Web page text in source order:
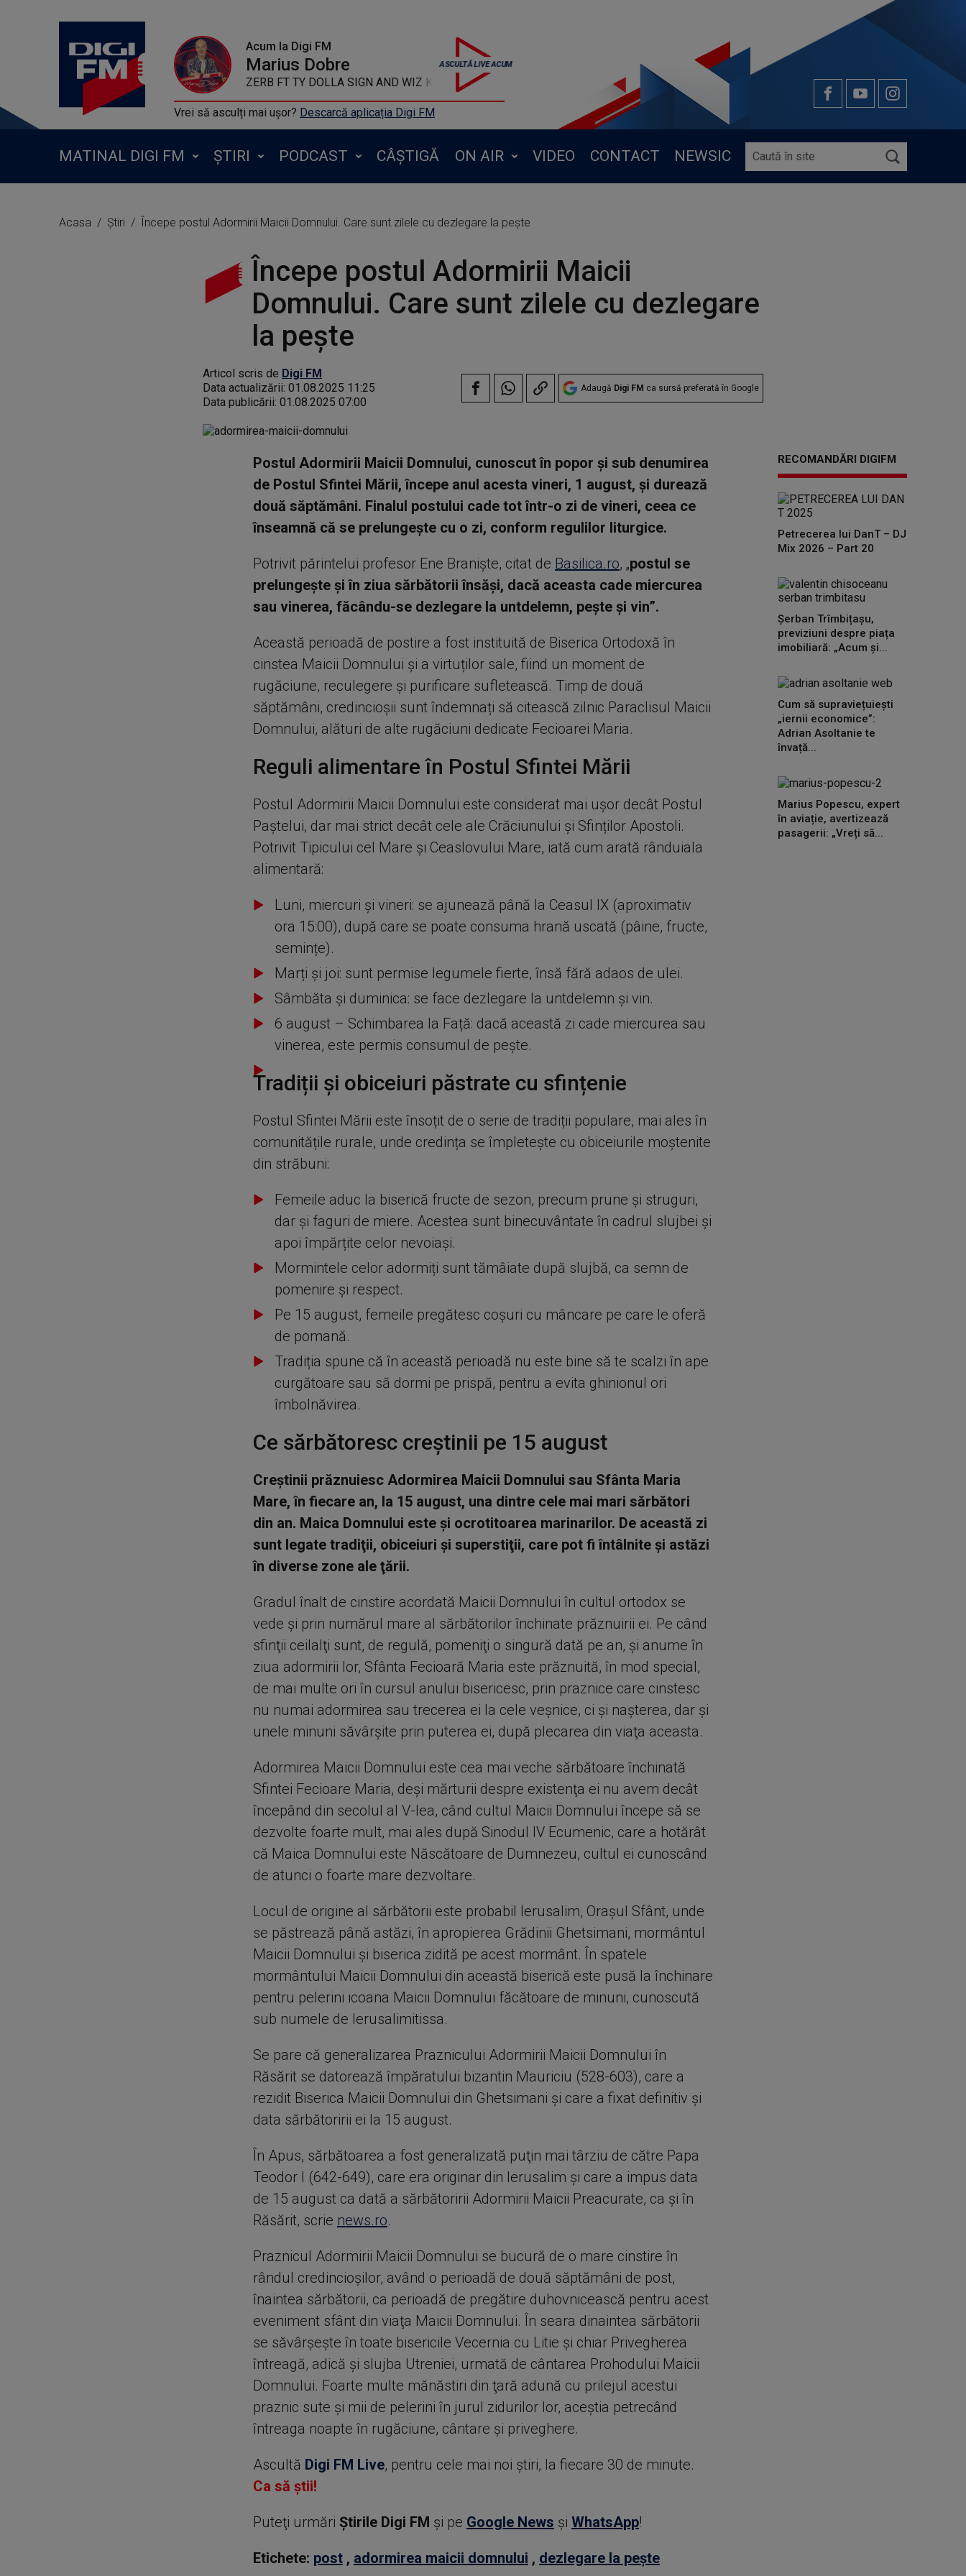
Acum la Digi FM
Marius Dobre
ZERB FT TY DOLLA SIGN AND WIZ KHALIFA - Location
Vrei să asculți mai ușor? Descarcă aplicația Digi FM
MATINAL DIGI FM ȘTIRI PODCAST CÂȘTIGĂ ON AIR VIDEO CONTACT NEWSIC
Acasa Știri Începe postul Adormirii Maicii Domnului. Care sunt zilele cu dezlegare la pește
Începe postul Adormirii Maicii
Domnului. Care sunt zilele cu dezlegare
la pește
Articol scris de Digi FM
Data actualizării: 01.08.2025 11:25
Data publicării: 01.08.2025 07:00
Adaugă Digi FM ca sursă preferată în Google
Postul Adormirii Maicii Domnului, cunoscut în popor și sub denumirea
de Postul Sfintei Mării, începe anul acesta vineri, 1 august, și durează
două săptămâni. Finalul postului cade tot într-o zi de vineri, ceea ce
înseamnă că se prelungește cu o zi, conform regulilor liturgice.
Potrivit părintelui profesor Ene Braniște, citat de Basilica.ro, „postul se
prelungește și în ziua sărbătorii însăși, dacă aceasta cade miercurea
sau vinerea, făcându-se dezlegare la untdelemn, pește și vin”.
Această perioadă de postire a fost instituită de Biserica Ortodoxă în
cinstea Maicii Domnului și a virtuților sale, fiind un moment de
rugăciune, reculegere și purificare sufletească. Timp de două
săptămâni, credincioșii sunt îndemnați să citească zilnic Paraclisul Maicii
Domnului, alături de alte rugăciuni dedicate Fecioarei Maria.
Reguli alimentare în Postul Sfintei Mării
Postul Adormirii Maicii Domnului este considerat mai ușor decât Postul
Paștelui, dar mai strict decât cele ale Crăciunului și Sfinților Apostoli.
Potrivit Tipicului cel Mare și Ceaslovului Mare, iată cum arată rânduiala
alimentară:
Luni, miercuri și vineri: se ajunează până la Ceasul IX (aproximativ
ora 15:00), după care se poate consuma hrană uscată (pâine, fructe,
semințe).
Marți și joi: sunt permise legumele fierte, însă fără adaos de ulei.
Sâmbăta și duminica: se face dezlegare la untdelemn și vin.
6 august – Schimbarea la Față: dacă această zi cade miercurea sau
vinerea, este permis consumul de pește.
Tradiții și obiceiuri păstrate cu sfințenie
Postul Sfintei Mării este însoțit de o serie de tradiții populare, mai ales în
comunitățile rurale, unde credința se împletește cu obiceiurile moștenite
din străbuni:
Femeile aduc la biserică fructe de sezon, precum prune și struguri,
dar și faguri de miere. Acestea sunt binecuvântate în cadrul slujbei și
apoi împărțite celor nevoiași.
Mormintele celor adormiți sunt tămâiate după slujbă, ca semn de
pomenire și respect.
Pe 15 august, femeile pregătesc coșuri cu mâncare pe care le oferă
de pomană.
Tradiția spune că în această perioadă nu este bine să te scalzi în ape
curgătoare sau să dormi pe prispă, pentru a evita ghinionul ori
îmbolnăvirea.
Ce sărbătoresc creștinii pe 15 august
Creştinii prăznuiesc Adormirea Maicii Domnului sau Sfânta Maria
Mare, în fiecare an, la 15 august, una dintre cele mai mari sărbători
din an. Maica Domnului este şi ocrotitoarea marinarilor. De această zi
sunt legate tradiţii, obiceiuri şi superstiţii, care pot fi întâlnite şi astăzi
în diverse zone ale ţării.
Gradul înalt de cinstire acordată Maicii Domnului în cultul ortodox se
vede şi prin numărul mare al sărbătorilor închinate prăznuirii ei. Pe când
sfinţii ceilalţi sunt, de regulă, pomeniţi o singură dată pe an, şi anume în
ziua adormirii lor, Sfânta Fecioară Maria este prăznuită, în mod special,
de mai multe ori în cursul anului bisericesc, prin praznice care cinstesc
nu numai adormirea sau trecerea ei la cele veşnice, ci şi naşterea, dar şi
unele minuni săvârşite prin puterea ei, după plecarea din viaţa aceasta.
Adormirea Maicii Domnului este cea mai veche sărbătoare închinată
Sfintei Fecioare Maria, deşi mărturii despre existenţa ei nu avem decât
începând din secolul al V-lea, când cultul Maicii Domnului începe să se
dezvolte foarte mult, mai ales după Sinodul IV Ecumenic, care a hotărât
că Maica Domnului este Născătoare de Dumnezeu, cultul ei cunoscând
de atunci o foarte mare dezvoltare.
Locul de origine al sărbătorii este probabil Ierusalim, Oraşul Sfânt, unde
se păstrează până astăzi, în apropierea Grădinii Ghetsimani, mormântul
Maicii Domnului şi biserica zidită pe acest mormânt. În spatele
mormântului Maicii Domnului din această biserică este pusă la închinare
pentru pelerini icoana Maicii Domnului făcătoare de minuni, cunoscută
sub numele de Ierusalimitissa.
Se pare că generalizarea Praznicului Adormirii Maicii Domnului în
Răsărit se datorează împăratului bizantin Mauriciu (528-603), care a
rezidit Biserica Maicii Domnului din Ghetsimani şi care a fixat definitiv şi
data sărbătoririi ei la 15 august.
În Apus, sărbătoarea a fost generalizată puţin mai târziu de către Papa
Teodor I (642-649), care era originar din Ierusalim şi care a impus data
de 15 august ca dată a sărbătoririi Adormirii Maicii Preacurate, ca şi în
Răsărit, scrie news.ro.
Praznicul Adormirii Maicii Domnului se bucură de o mare cinstire în
rândul credincioşilor, având o perioadă de două săptămâni de post,
înaintea sărbătorii, ca perioadă de pregătire duhovnicească pentru acest
eveniment sfânt din viaţa Maicii Domnului. În seara dinaintea sărbătorii
se săvârşeşte în toate bisericile Vecernia cu Litie şi chiar Privegherea
întreagă, adică şi slujba Utreniei, urmată de cântarea Prohodului Maicii
Domnului. Foarte multe mănăstiri din ţară adună cu prilejul acestui
praznic sute şi mii de pelerini în jurul zidurilor lor, aceştia petrecând
întreaga noapte în rugăciune, cântare şi priveghere.
Ascultă Digi FM Live, pentru cele mai noi știri, la fiecare 30 de minute.
Ca să știi!
Puteţi urmări Știrile Digi FM şi pe Google News şi WhatsApp!
Etichete: post, adormirea maicii domnului , dezlegare la pește
RECOMANDĂRI DIGIFM
Petrecerea lui DanT – DJ
Mix 2026 – Part 20
Șerban Trîmbițașu,
previziuni despre piața
imobiliară: „Acum și...
Cum să supraviețuiești
„iernii economice”:
Adrian Asoltanie te
învață...
Marius Popescu, expert
în aviație, avertizează
pasagerii: „Vreți să...